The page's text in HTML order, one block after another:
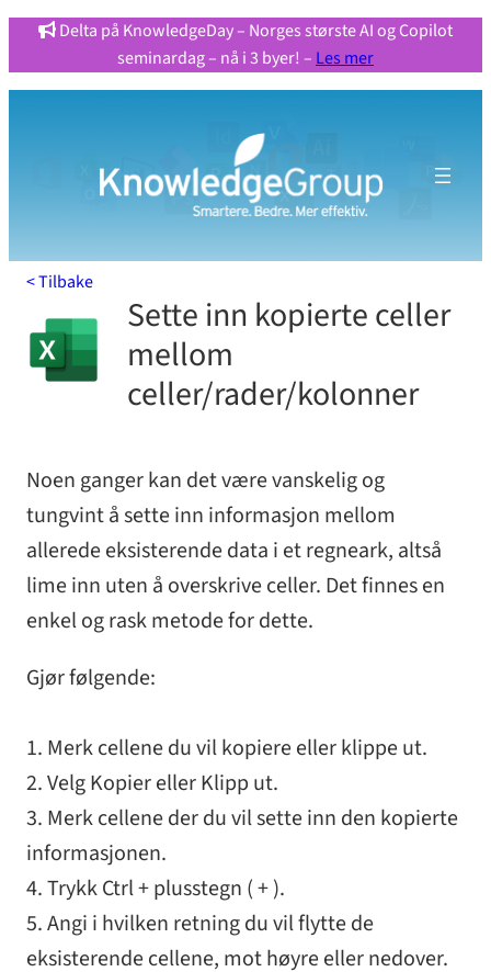
Hopp
til
Delta på KnowledgeDay – Norges største AI og Copilot
seminardag – nå i 3 byer! – Les mer
< Tilbake
Sette inn kopierte celler
mellom
celler/rader/kolonner
Noen ganger kan det være vanskelig og
tungvint å sette inn informasjon mellom
allerede eksisterende data i et regneark, altså
lime inn uten å overskrive celler. Det finnes en
enkel og rask metode for dette.
Gjør følgende:
1. Merk cellene du vil kopiere eller klippe ut.
2. Velg Kopier eller Klipp ut.
3. Merk cellene der du vil sette inn den kopierte
informasjonen.
4. Trykk Ctrl + plusstegn ( + ).
5. Angi i hvilken retning du vil flytte de
eksisterende cellene, mot høyre eller nedover.